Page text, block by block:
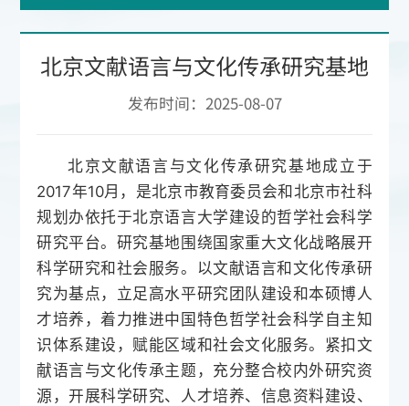
北京文献语言与文化传承研究基地
发布时间：2025-08-07
北京文献语言与文化传承研究基地成立于
2017年10月，是北京市教育委员会和北京市社科
规划办依托于北京语言大学建设的哲学社会科学
研究平台。研究基地围绕国家重大文化战略展开
科学研究和社会服务。以文献语言和文化传承研
究为基点，立足高水平研究团队建设和本硕博人
才培养，着力推进中国特色哲学社会科学自主知
识体系建设，赋能区域和社会文化服务。紧扣文
献语言与文化传承主题，充分整合校内外研究资
源，开展科学研究、人才培养、信息资料建设、